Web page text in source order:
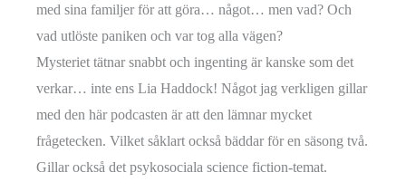
med sina familjer för att göra… något… men vad? Och
vad utlöste paniken och var tog alla vägen?
Mysteriet tätnar snabbt och ingenting är kanske som det
verkar… inte ens Lia Haddock! Något jag verkligen gillar
med den här podcasten är att den lämnar mycket
frågetecken. Vilket såklart också bäddar för en säsong två.
Gillar också det psykosociala science fiction-temat.